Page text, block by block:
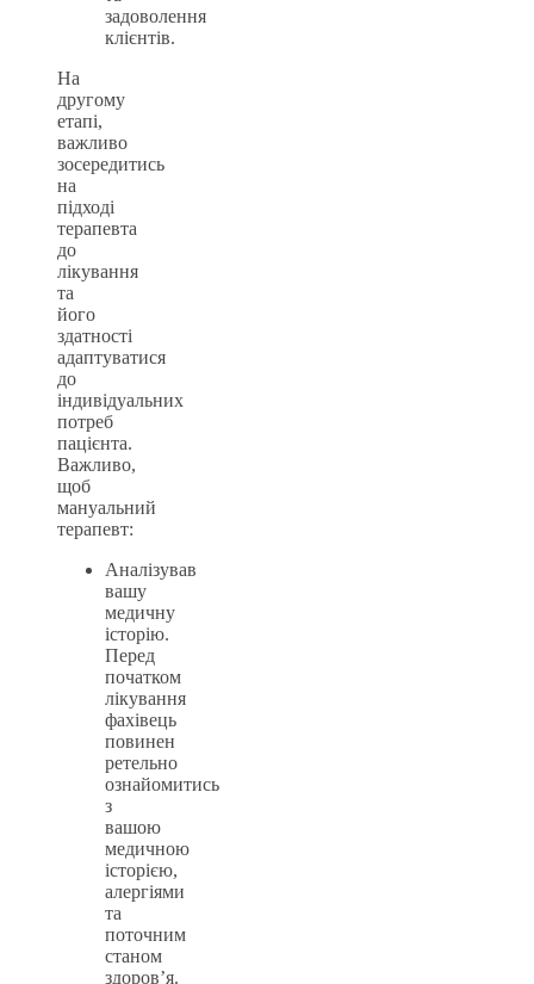
задоволення
клієнтів.
На
другому
етапі,
важливо
зосередитись
на
підході
терапевта
до
лікування
та
його
здатності
адаптуватися
до
індивідуальних
потреб
пацієнта.
Важливо,
щоб
мануальний
терапевт:
Аналізував
вашу
медичну
історію.
Перед
початком
лікування
фахівець
повинен
ретельно
ознайомитись
з
вашою
медичною
історією,
алергіями
та
поточним
станом
здоров’я.